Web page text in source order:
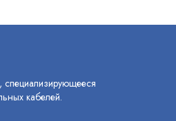
кабелей.